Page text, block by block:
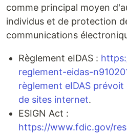
comme principal moyen
individus et de protection
communications
Règlement eIDAS :
reglement-eidas-
règlement eIDAS
de sites internet.
ESIGN Act :
https://www.fdic.gov/